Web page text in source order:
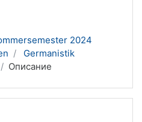
2024
Germanistik
Описание